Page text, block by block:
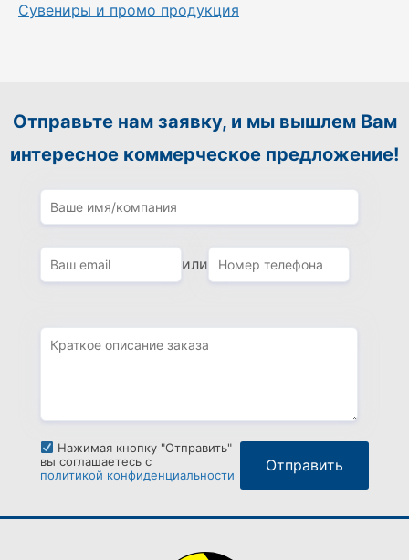
Сувениры и промо продукция
Отправьте нам заявку, и мы вышлем Вам
интересное коммерческое предложение!
или
Нажимая кнопку "Отправить"
вы соглашаетесь с
политикой конфиденциальности